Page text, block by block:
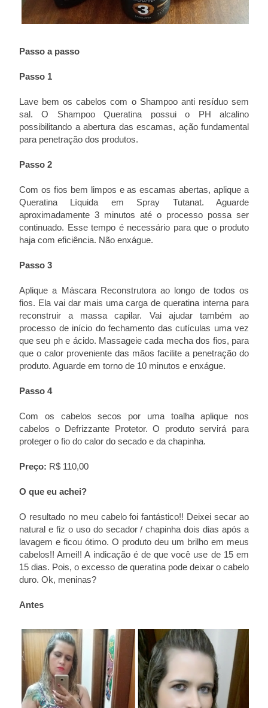
Passo a passo
Passo 1
Lave bem os cabelos com o Shampoo anti resíduo sem
sal. O Shampoo Queratina possui o PH alcalino
possibilitando a abertura das escamas, ação fundamental
para penetração dos produtos.
Passo 2
Com os fios bem limpos e as escamas abertas, aplique a
Queratina Líquida em Spray Tutanat. Aguarde
aproximadamente 3 minutos até o processo possa ser
continuado. Esse tempo é necessário para que o produto
haja com eficiência. Não enxágue.
Passo 3
Aplique a Máscara Reconstrutora ao longo de todos os
fios. Ela vai dar mais uma carga de queratina interna para
reconstruir a massa capilar. Vai ajudar também ao
processo de início do fechamento das cutículas uma vez
que seu ph e ácido. Massageie cada mecha dos fios, para
que o calor proveniente das mãos facilite a penetração do
produto. Aguarde em torno de 10 minutos e enxágue.
Passo 4
Com os cabelos secos por uma toalha aplique nos
cabelos o Defrizzante Protetor. O produto servirá para
proteger o fio do calor do secado e da chapinha.
Preço: R$ 110,00
O que eu achei?
O resultado no meu cabelo foi fantástico!! Deixei secar ao
natural e fiz o uso do secador / chapinha dois dias após a
lavagem e ficou ótimo. O produto deu um brilho em meus
cabelos!! Amei!! A indicação é de que você use de 15 em
15 dias. Pois, o excesso de queratina pode deixar o cabelo
duro. Ok, meninas?
Antes